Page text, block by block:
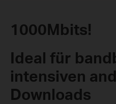
1000Mbits!
Ideal für
intensiven
Downloads